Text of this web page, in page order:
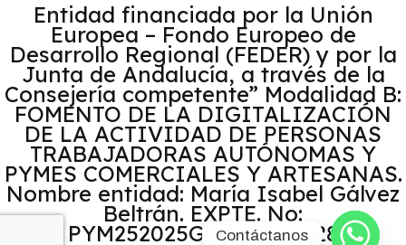
Entidad financiada por la Unión
Europea – Fondo Europeo de
Desarrollo Regional (FEDER) y por la
Junta de Andalucía, a través de la
Consejería competente” Modalidad B:
FOMENTO DE LA DIGITALIZACIÓN
DE LA ACTIVIDAD DE PERSONAS
TRABAJADORAS AUTÓNOMAS Y
PYMES COMERCIALES Y ARTESANAS.
Nombre entidad: María Isabel Gálvez
Beltrán. EXPTE. No:
PYM252025GR000000028
Contáctanos